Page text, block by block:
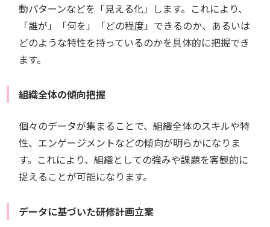
動パターンなどを「見える化」します。これにより、
「誰が」「何を」「どの程度」できるのか、あるいは
どのような特性を持っているのかを具体的に把握でき
ます。
組織全体の傾向把握
個々のデータが集まることで、組織全体のスキルや特
性、エンゲージメントなどの傾向が明らかになりま
す。これにより、組織としての強みや課題を客観的に
捉えることが可能になります。
データに基づいた研修計画立案